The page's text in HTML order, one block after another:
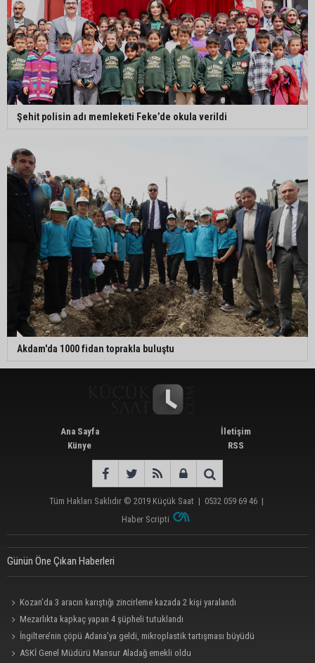
Şehit polisin adı memleketi Feke’de okula verildi
Akdam'da 1000 fidan toprakla buluştu
Ana Sayfa
Künye
İletişim
RSS
Tüm Hakları Saklıdır © 2019 Küçük Saat | 0532 059 69 46 |
Haber Scripti
Günün Öne Çıkan Haberleri
Kozan’da 3 aracın karıştığı zincirleme kazada 2 kişi yaralandı
Mezarlıkta kapkaç yapan 4 şüpheli tutuklandı
İngiltere’nin çöpü Adana’ya geldi, mikroplastik tartışması büyüdü
ASKİ Genel Müdürü Mansur Aladağ emekli oldu